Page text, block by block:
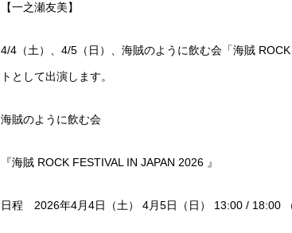
【一之瀬友美】
4/4（土）、4/5（日）、海賊のように飲む会「海賊
トとして出演します。
海賊のように飲む会
『海賊 ROCK FESTIVAL IN JAPAN 2026 』
日程 2026年4月4日（土） 4月5日（日） 13:00 / 18:00